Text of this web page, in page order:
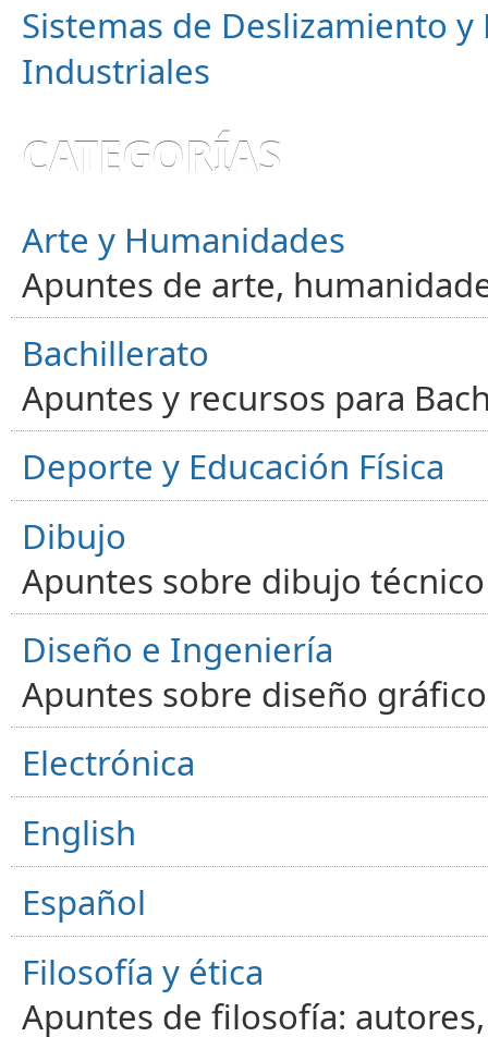
Sistemas de Deslizamiento
Industriales
CATEGORÍAS
Arte y Humanidades
Apuntes de arte,
Bachillerato
Apuntes y recursos para
Deporte y Educación Física
Dibujo
Apuntes sobre dibujo
Diseño e Ingeniería
Apuntes sobre diseño
Electrónica
English
Español
Filosofía y ética
Apuntes de filosofía: